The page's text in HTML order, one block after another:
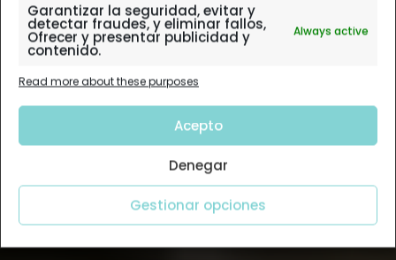
Garantizar la seguridad, evitar y
detectar fraudes, y eliminar fallos,
Ofrecer y presentar publicidad y
contenido.
Always active
Read more about these purposes
Acepto
Denegar
Gestionar opciones